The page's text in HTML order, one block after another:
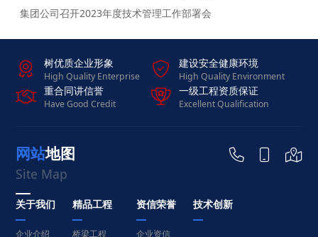
集团公司召开2023年度技术管理工作部署会
 树优质企业形象
High Quality Enterprise  建设安全健康环境
High Quality Environment
 重合同讲信誉
Have Good Credit  一级工程资质保证
Excellent Qualification
Site Map
网站地图   
关于我们
企业介绍
精品工程
桥梁工程
资信荣誉
企业资信
技术创新